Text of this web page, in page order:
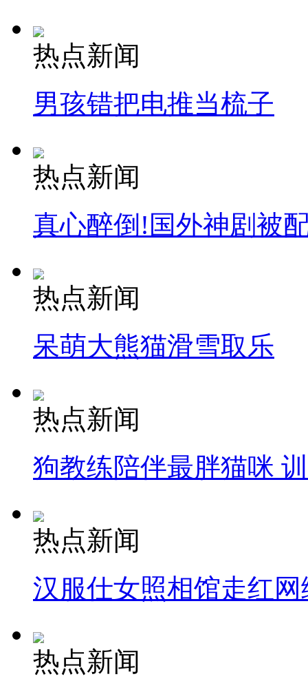
司机酒驾遇交警 急速倒车逃窜
热点新闻
男孩错把电推当梳子
热点新闻
真心醉倒!国外神剧被
热点新闻
呆萌大熊猫滑雪取乐
热点新闻
狗教练陪伴最胖猫咪
热点新闻
汉服仕女照相馆走红网
热点新闻